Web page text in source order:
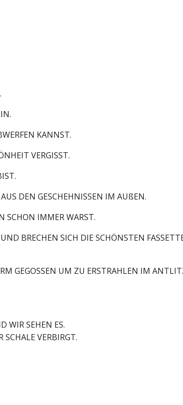
KANNST.
VERGISST.
DEN GESCHEHNISSEN IM AUßEN.
SCHON IMMER WARST.
BRECHEN SICH DIE SCHÖNSTEN
GEGOSSEN UM ZU ERSTRAHLEN IM
WIR SEHEN ES.
VERBIRGT.